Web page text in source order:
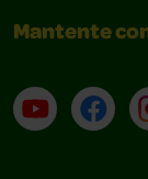
Mantente
YouTube